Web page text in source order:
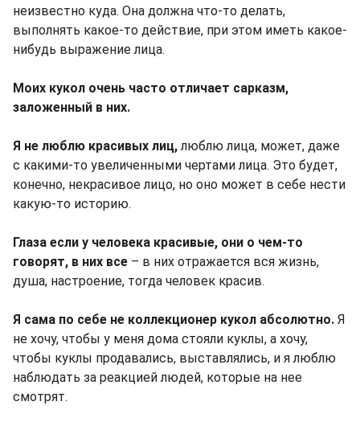
неизвестно куда. Она должна что-то делать,
выполнять какое-то действие, при этом иметь какое-
нибудь выражение лица.
Моих кукол очень часто отличает сарказм,
заложенный в них.
Я не люблю красивых лиц,люблю лица, может, даже
с какими-то увеличенными чертами лица. Это будет,
конечно, некрасивое лицо, но оно может в себе нести
какую-то историю.
Глаза если у человека красивые, они о чем-то
говорят, в них все – в них отражается вся жизнь,
душа, настроение, тогда человек красив.
Я сама по себе не коллекционер кукол абсолютно. Я
не хочу, чтобы у меня дома стояли куклы, а хочу,
чтобы куклы продавались, выставлялись, и я люблю
наблюдать за реакцией людей, которые на нее
смотрят.